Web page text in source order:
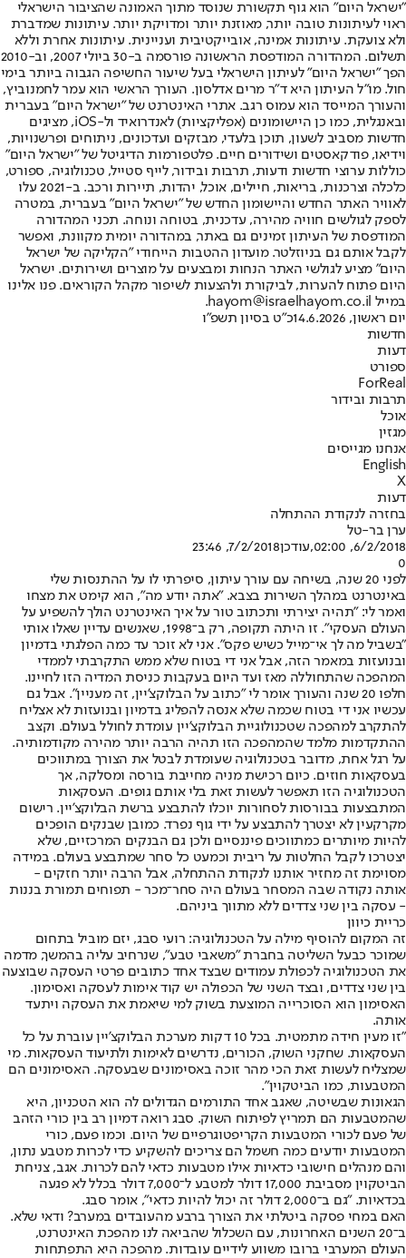
"ישראל היום" הוא גוף תקשורת שנוסד מתוך האמונה שהציבור הישראלי
ראוי לעיתונות טובה יותר, מאוזנת יותר ומדויקת יותר. עיתונות שמדברת
ולא צועקת. עיתונות אמינה, אובייקטיבית ועניינית. עיתונות אחרת וללא
תשלום. המהדורה המודפסת הראשונה פורסמה ב-30 ביולי 2007, וב-2010
הפך "ישראל היום" לעיתון הישראלי בעל שיעור החשיפה הגבוה ביותר בימי
חול. מו"ל העיתון היא ד"ר מרים אדלסון. העורך הראשי הוא עמר לחמנוביץ,
והעורך המייסד הוא עמוס רגב. אתרי האינטרנט של "ישראל היום" בעברית
ובאנגלית, כמו כן היישומונים (אפליקציות) לאנדרואיד ול-iOS, מציגים
חדשות מסביב לשעון, תוכן בלעדי, מבזקים ועדכונים, ניתוחים ופרשנויות,
וידיאו, פודקאסטים ושידורים חיים. פלטפורמות הדיגיטל של "ישראל היום"
כוללות ערוצי חדשות ודעות, תרבות ובידור, לייף סטייל, טכנולוגיה, ספורט,
כלכלה וצרכנות, בריאות, חיילים, אוכל, יהדות, תיירות ורכב. ב-2021 עלו
לאוויר האתר החדש והיישומון החדש של "ישראל היום" בעברית, במטרה
לספק לגולשים חוויה מהירה, עדכנית, בטוחה ונוחה. תכני המהדורה
המודפסת של העיתון זמינים גם באתר, במהדורה יומית מקוונת, ואפשר
לקבל אותם גם בניוזלטר. מועדון ההטבות הייחודי "הקליקה של ישראל
היום" מציע לגולשי האתר הנחות ומבצעים על מוצרים ושירותים. ישראל
היום פתוח להערות, לביקורת ולהצעות לשיפור מקהל הקוראים. פנו אלינו
במייל hayom@israelhayom.co.il.
יום ראשון, 14.6.2026
כ"ט בסיון תשפ"ו
חדשות
דעות
ספורט
ForReal
תרבות ובידור
אוכל
מגזין
אנחנו מגייסים
English
X
דעות
בחזרה לנקודת ההתחלה
ערן בר-טל
6/2/2018, 02:00
,עודכן7/2/2018, 23:46
0
לפני 20 שנה, בשיחה עם עורך עיתון, סיפרתי לו על ההתנסות שלי
באינטרנט במהלך השירות בצבא. "אתה יודע מה", הוא קימט את מצחו
ואמר לי: "תהיה יצירתי ותכתוב טור על איך האינטרנט הולך להשפיע על
העולם העסקי". זו היתה תקופה, רק ב־1998, שאנשים עדיין שאלו אותי
"בשביל מה לך אי־מייל כשיש פקס". אני לא זוכר עד כמה הפלגתי בדמיון
ובנועזות במאמר הזה, אבל אני די בטוח שלא ממש התקרבתי לממדי
המהפכה שהתחוללה מאז ועד היום בעקבות כניסת המדיה הזו לחיינו.
חלפו 20 שנה והעורך אומר לי "כתוב על הבלוקצ'יין, זה מעניין". אבל גם
עכשיו אני די בטוח שכמה שלא אנסה להפליג בדמיון ובנועזות לא אצליח
להתקרב למהפכה שטכנולוגיית הבלוקצ'יין עומדת לחולל בעולם. וקצב
ההתקדמות מלמד שהמהפכה הזו תהיה הרבה יותר מהירה מקודמותיה.
על רגל אחת, מדובר בטכנולוגיה שעומדת לבטל את הצורך במתווכים
בעסקאות חוזים. כיום רכישת מניה מחייבת בורסה ומסלקה, אך
הטכנולוגיה הזו תאפשר לעשות זאת בלי אותם גופים. העסקאות
המתבצעות בבורסות לסחורות יוכלו להתבצע ברשת הבלוקצ'יין. רישום
מקרקעין לא יצטרך להתבצע על ידי גוף נפרד. כמובן שבנקים הופכים
להיות מיותרים כמתווכים פיננסיים ולכן גם הבנקים המרכזיים, שלא
יצטרכו לקבל החלטות על ריבית וכמעט כל סחר שמתבצע בעולם. במידה
מסוימת זה מחזיר אותנו לנקודת ההתחלה, אבל הרבה יותר חזקים -
אותה נקודה שבה המסחר בעולם היה סחר־מכר - תפוחים תמורת בננות
- עסקה בין שני צדדים ללא מתווך ביניהם.
כריית כיוון
זה המקום להוסיף מילה על הטכנולוגיה: רועי סבג, יזם מוביל בתחום
שמוכר כבעל השליטה בחברת "משאבי טבע", שנרחיב עליה בהמשך, מדמה
את הטכנולוגיה לכפולת עמודים שבצד אחד כתובים פרטי העסקה שבוצעה
בין שני צדדים, ובצד השני של הכפולה יש קוד אימות לעסקה ואסימון.
האסימון הוא הסוכרייה המוצעת בשוק למי שיאמת את העסקה ויתעד
אותה.
"זו מעין חידה מתמטית. בכל 10 דקות מערכת הבלוקצ'יין עוברת על כל
העסקאות. שחקני השוק, הכורים, נדרשים לאימות ולתיעוד העסקאות. מי
שמצליח לעשות זאת הכי מהר זוכה באסימונים שבעסקה. האסימונים הם
המטבעות, כמו הביטקוין".
הגאונות שבשיטה, שאגב אחד התורמים הגדולים לה הוא הטכניון, היא
שהמטבעות הם תמריץ לפיתוח השוק. סבג רואה דמיון רב בין כורי הזהב
של פעם לכורי המטבעות הקריפטוגרפיים של היום. וכמו פעם, כורי
המטבעות יודעים כמה חשמל הם צריכים להשקיע כדי לכרות מטבע נתון,
והם מנהלים חישובי כדאיות אילו מטבעות כדאי להם לכרות. אגב, צניחת
הביטקוין מסביבת 17,000 דולר למטבע ל־7,000 דולר בכלל לא פגעה
בכדאיות. "גם ב־2,000 דולר זה יכול להיות כדאי", אומר סבג.
האם במחי פסקה ביטלתי את הצורך ברבע מהעובדים במערב? ודאי שלא.
ב־20 השנים האחרונות, עם השכלול שהביאה לנו מהפכת האינטרנט,
העולם המערבי ברובו משווע לידיים עובדות. מהפכה היא התפתחות